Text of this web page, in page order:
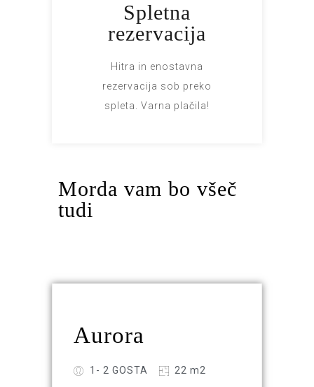
Spletna
rezervacija
Hitra in enostavna
rezervacija sob preko
spleta. Varna plačila!
Morda vam bo všeč
tudi
Aurora
1- 2 GOSTA 22 m2